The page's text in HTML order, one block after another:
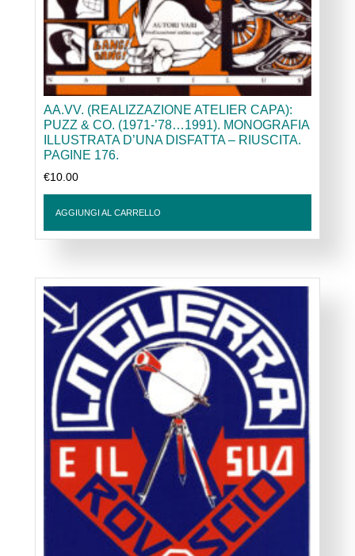
AA.VV. (REALIZZAZIONE ATELIER CAPA):
PUZZ & CO. (1971-’78…1991). MONOGRAFIA
ILLUSTRATA D’UNA DISFATTA – RIUSCITA.
PAGINE 176.
€10.00
AGGIUNGI AL CARRELLO